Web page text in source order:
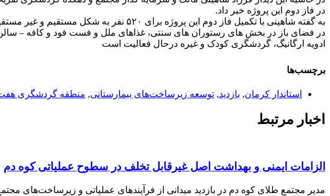
در فاز دوم این پروژه خبر داد.
در فضای باز در بخش های رستوران های سنتی، غذاهای ملل و فست فود و کافه –
ادویه ارگانیگ، گردشگری کودک و غیره درحال فعالیت است
برچسب‌ها
استاندار کرمان, بازدید, توسعه زیرساخت‌های بیمارستانی, منطقه گردشگری
اخبار مرتبط
الزامات ایمنی و بهداشت اصل غیرقابل تخلف در سطوح عملیاتی کوه دم
مدیر مجتمع طلای کوه دم در بازدید میدانی از فرآیندهای عملیاتی و زیرساخت‌های